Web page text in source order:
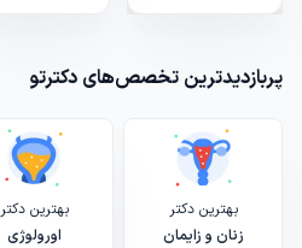
پربازدیدترین تخصص‌های دکترتو
بهترین دکتر
زنان و زایمان
بهترین دکتر
اورولوژی